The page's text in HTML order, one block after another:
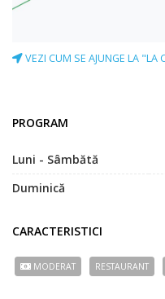
VEZI CUM SE AJUNGE LA "LA
PROGRAM
Luni - Sâmbătă
Duminică
CARACTERISTICI
MODERAT RESTAURANT